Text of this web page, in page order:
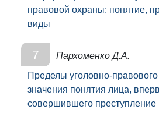
правовой охраны: понятие,
виды
7
Пархоменко Д.А.
Пределы уголовно-правового
значения понятия лица,
совершившего преступление